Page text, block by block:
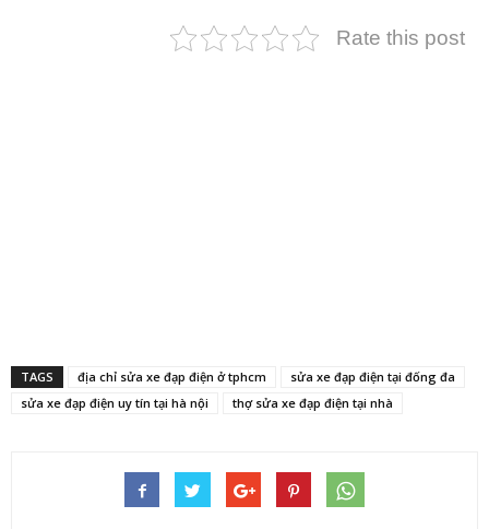
Rate this post
TAGS địa chỉ sửa xe đạp điện ở tphcm
sửa xe đạp điện tại đống đa
sửa xe đạp điện uy tín tại hà nội
thợ sửa xe đạp điện tại nhà